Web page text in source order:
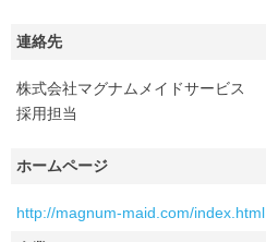
連絡先
株式会社マグナムメイドサービス
採用担当
ホームページ
http://magnum-maid.com/index.html